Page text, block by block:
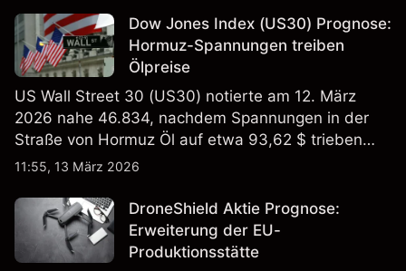
verlässlicher Indikator für zukünftige Ergebnisse.
Dow Jones Index (US30) Prognose:
Hormuz-Spannungen treiben
Ölpreise
US Wall Street 30 (US30) notierte am 12. März
2026 nahe 46.834, nachdem Spannungen in der
Straße von Hormuz Öl auf etwa 93,62 $ trieben
und die US-Arbeitslosigkeit auf 4,4% stieg. Die
verlässlicher Indikator für zukünftige Ergebnisse.
11:55, 13 März 2026
DroneShield Aktie Prognose:
Erweiterung der EU-
Produktionsstätte